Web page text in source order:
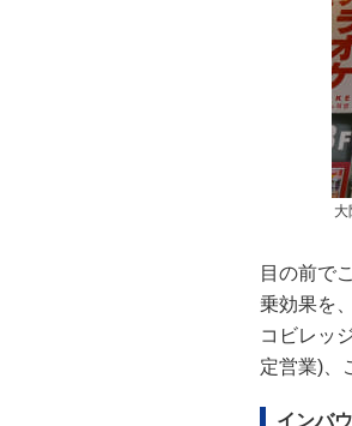
目の前で
乗効果を
コビレッ
定営業)、
インバ